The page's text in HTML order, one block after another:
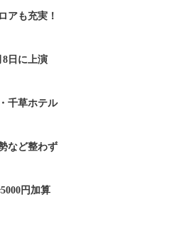
アも充実！
日に上演
千草ホテル
など整わず
円加算